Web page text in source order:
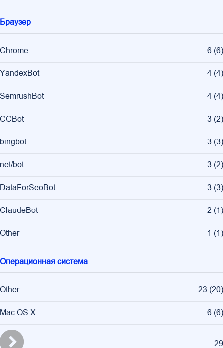
Браузер
Chrome 6 (6)
YandexBot 4 (4)
SemrushBot 4 (4)
CCBot 3 (2)
bingbot 3 (3)
net/bot 3 (2)
DataForSeoBot 3 (3)
ClaudeBot 2 (1)
Other 1 (1)
Операционная система
Other 23 (20)
Mac OS X 6 (6)
29